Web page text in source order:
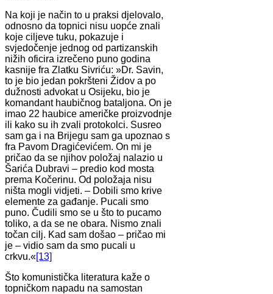
Na koji je način to u praksi djelovalo,
odnosno da topnici nisu uopće znali
koje ciljeve tuku, pokazuje i
svjedočenje jednog od partizanskih
nižih oficira izrečeno puno godina
kasnije fra Zlatku Sivriću: »Dr. Savin,
to je bio jedan pokršteni Židov a po
dužnosti advokat u Osijeku, bio je
komandant haubičnog bataljona. On je
imao 22 haubice američke proizvodnje
ili kako su ih zvali protokolci. Susreo
sam ga i na Brijegu sam ga upoznao s
fra Pavom Dragićevićem. On mi je
pričao da se njihov položaj nalazio u
Šarića Dubravi – predio kod mosta
prema Kočerinu. Od položaja nisu
ništa mogli vidjeti. – Dobili smo krive
elemente za gađanje. Pucali smo
puno. Čudili smo se u što to pucamo
toliko, a da se ne obara. Nismo znali
točan cilj. Kad sam došao – pričao mi
je – vidio sam da smo pucali u
crkvu.«[13]
Što komunistička literatura kaže o
topničkom napadu na samostan